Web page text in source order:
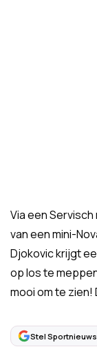
Via een
van een mini-
Djokovic krijgt
op los te
mooi om te
Stel